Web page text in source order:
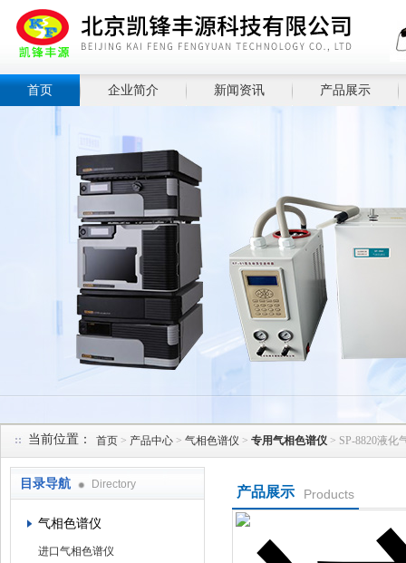
首页 企业简介 新闻资讯 产品展示
当前位置： 首页 > 产品中心 > 气相色谱仪 > 专用气相色谱仪 > SP-8820液
目录导航 Directory
气相色谱仪
进口气相色谱仪
产品展示 Products